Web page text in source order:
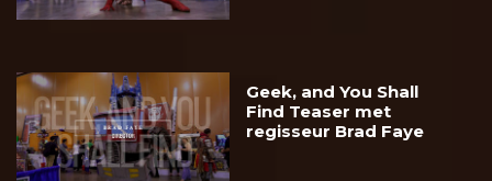
Geek, and You Shall
Find Teaser met
regisseur Brad Faye